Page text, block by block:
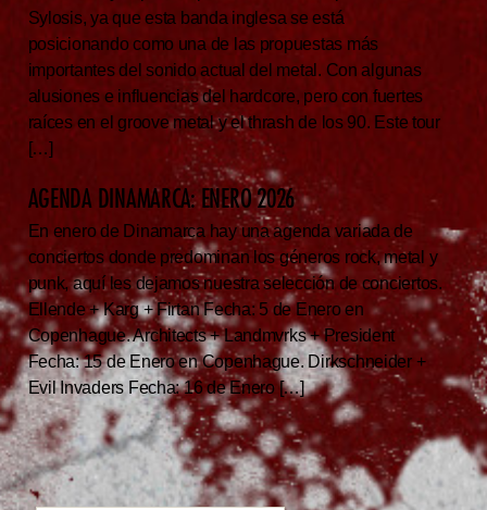
Sylosis, ya que esta banda inglesa se está
posicionando como una de las propuestas más
importantes del sonido actual del metal. Con algunas
alusiones e influencias del hardcore, pero con fuertes
raíces en el groove metal y el thrash de los 90. Este tour
[…]
AGENDA DINAMARCA: ENERO 2026
En enero de Dinamarca hay una agenda variada de
conciertos donde predominan los géneros rock, metal y
punk, aquí les dejamos nuestra selección de conciertos.
Ellende + Karg + Firtan Fecha: 5 de Enero en
Copenhague. Architects + Landmvrks + President
Fecha: 15 de Enero en Copenhague. Dirkschneider +
Evil Invaders Fecha: 16 de Enero […]